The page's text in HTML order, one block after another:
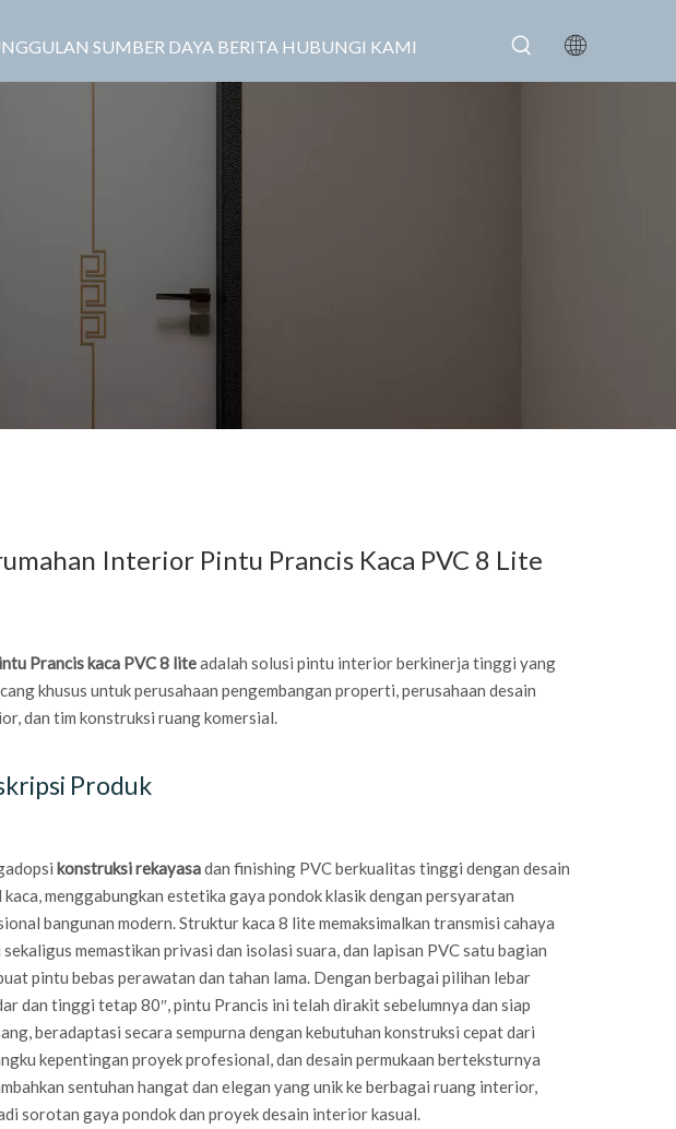
SUMBER DAYA BERITA HUBUNGI KAMI
Interior Pintu Prancis Kaca PVC 8 ​​Lite
Prancis kaca PVC 8 ​​liteadalah solusi pintu interior berkinerja tinggi yang
khusus untuk perusahaan pengembangan properti, perusahaan desain
dan tim konstruksi ruang komersial.
Produk
konstruksi rekayasadan finishing PVC berkualitas tinggi dengan desain
kaca, menggabungkan estetika gaya pondok klasik dengan persyaratan
bangunan modern. Struktur kaca 8 lite memaksimalkan transmisi cahaya
sekaligus memastikan privasi dan isolasi suara, dan lapisan PVC satu bagian
pintu bebas perawatan dan tahan lama. Dengan berbagai pilihan lebar
dan tinggi tetap 80″, pintu Prancis ini telah dirakit sebelumnya dan siap
beradaptasi secara sempurna dengan kebutuhan konstruksi cepat dari
kepentingan proyek profesional, dan desain permukaan berteksturnya
sentuhan hangat dan elegan yang unik ke berbagai ruang interior,
sorotan gaya pondok dan proyek desain interior kasual.